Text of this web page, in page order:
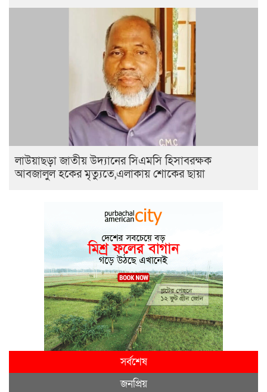
লাউয়াছড়া জাতীয় উদ্যানের সিএমসি হিসাবরক্ষক
আবজালুল হকের মৃত্যুতে,এলাকায় শোকের ছায়া
সর্বশেষ
জনপ্রিয়